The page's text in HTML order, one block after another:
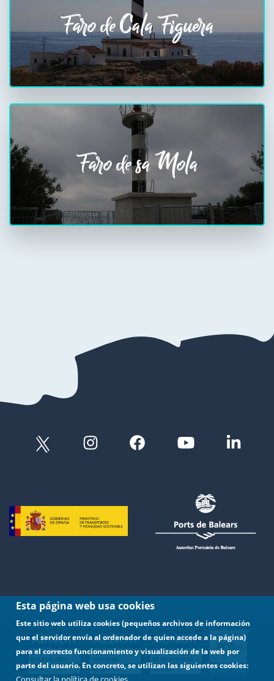
Faro de Cala Figuera
Faro de sa Mola
Esta página web usa cookies
Este sitio web utiliza cookies (pequeños archivos de información
que el servidor envía al ordenador de quien accede a la página)
para el correcto funcionamiento y visualización de la web por
parte del usuario. En concreto, se utilizan las siguientes cookies: